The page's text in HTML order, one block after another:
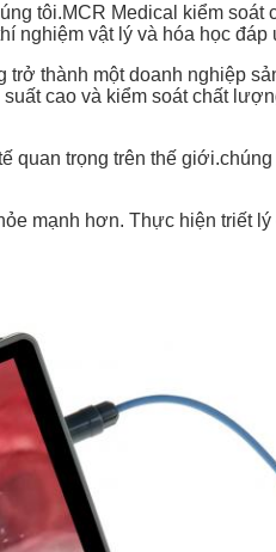
tôi.MCR Medical kiểm
nghiệm vật lý và hóa học
trở thành một doanh nghiệp
cao và kiểm soát chất
quan trọng trên thế
mạnh hơn. Thực hiện triết